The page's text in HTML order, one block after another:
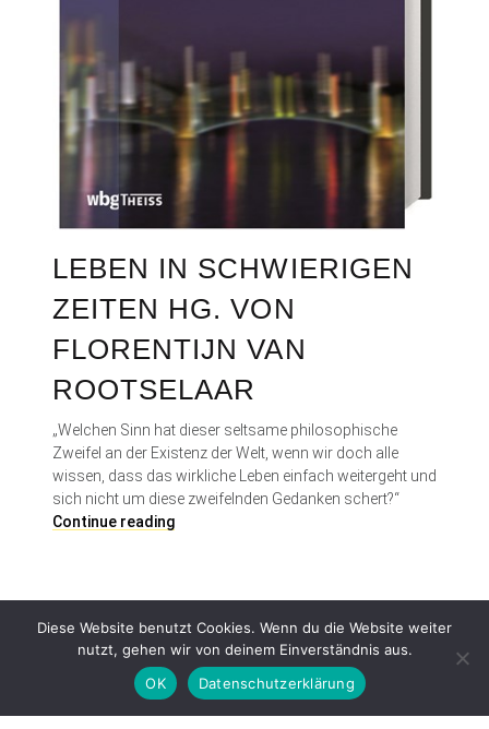
LEBEN IN SCHWIERIGEN
ZEITEN HG. VON
FLORENTIJN VAN
ROOTSELAAR
„Welchen Sinn hat dieser seltsame philosophische
Zweifel an der Existenz der Welt, wenn wir doch alle
wissen, dass das wirkliche Leben einfach weitergeht und
sich nicht um diese zweifelnden Gedanken schert?“
Continue readingL
i
n
s
Diese Website benutzt Cookies. Wenn du die Website weiter
nutzt, gehen wir von deinem Einverständnis aus.
OK
Datenschutzerklärung